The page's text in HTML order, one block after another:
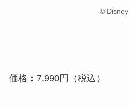
© Disney
価格：7,990円（税込）